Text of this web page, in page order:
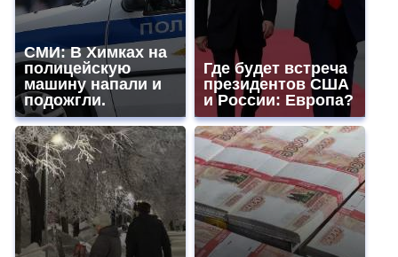
СМИ: В Химках на
полицейскую
машину напали и
подожгли.
Где будет встреча
президентов США
и России: Европа?